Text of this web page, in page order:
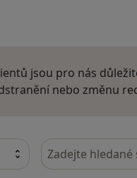
jsou pro nás
nebo změnu
Hledejte v